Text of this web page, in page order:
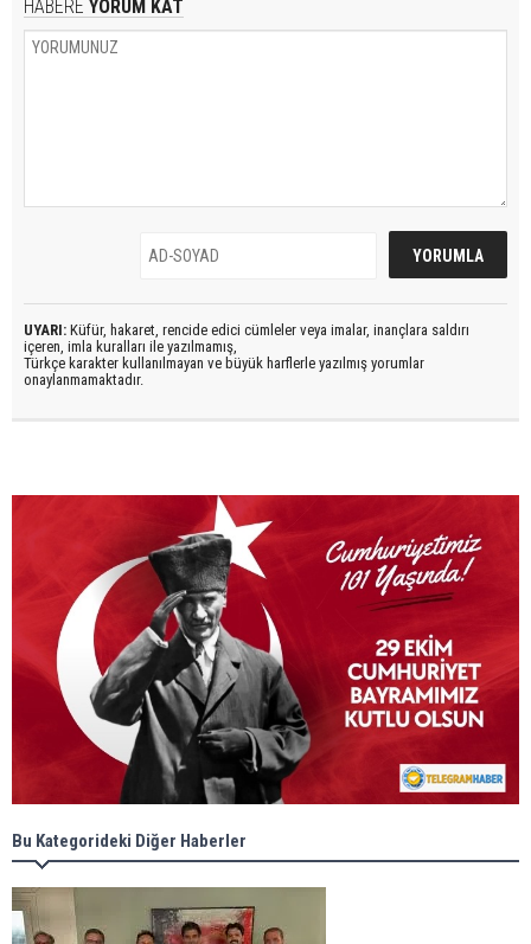
HABERE YORUM KAT
UYARI: Küfür, hakaret, rencide edici cümleler veya imalar, inançlara saldırı
içeren, imla kuralları ile yazılmamış,
Türkçe karakter kullanılmayan ve büyük harflerle yazılmış yorumlar
onaylanmamaktadır.
Bu Kategorideki Diğer Haberler